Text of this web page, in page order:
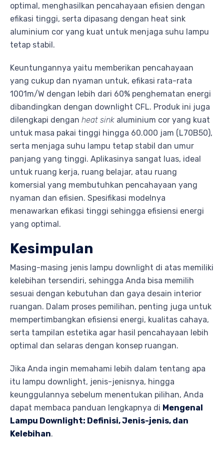
optimal, menghasilkan pencahayaan efisien dengan
efikasi tinggi, serta dipasang dengan heat sink
aluminium cor yang kuat untuk menjaga suhu lampu
tetap stabil.
Keuntungannya yaitu memberikan pencahayaan
yang cukup dan nyaman untuk, efikasi rata-rata
1001m/W dengan lebih dari 60% penghematan energi
dibandingkan dengan downlight CFL. Produk ini juga
dilengkapi dengan heat sink aluminium cor yang kuat
untuk masa pakai tinggi hingga 60.000 jam (L70B50),
serta menjaga suhu lampu tetap stabil dan umur
panjang yang tinggi. Aplikasinya sangat luas, ideal
untuk ruang kerja, ruang belajar, atau ruang
komersial yang membutuhkan pencahayaan yang
nyaman dan efisien. Spesifikasi modelnya
menawarkan efikasi tinggi sehingga efisiensi energi
yang optimal.
Kesimpulan
Masing-masing jenis lampu downlight di atas memiliki
kelebihan tersendiri, sehingga Anda bisa memilih
sesuai dengan kebutuhan dan gaya desain interior
ruangan. Dalam proses pemilihan, penting juga untuk
mempertimbangkan efisiensi energi, kualitas cahaya,
serta tampilan estetika agar hasil pencahayaan lebih
optimal dan selaras dengan konsep ruangan.
Jika Anda ingin memahami lebih dalam tentang apa
itu lampu downlight, jenis-jenisnya, hingga
keunggulannya sebelum menentukan pilihan, Anda
dapat membaca panduan lengkapnya di Mengenal
Lampu Downlight: Definisi, Jenis-jenis, dan
Kelebihan.